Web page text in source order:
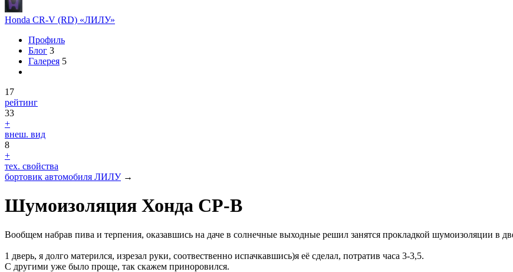
Honda CR-V (RD) «ЛИЛУ»
Профиль
Блог 3
Галерея 5
17
рейтинг
33
+
внеш. вид
8
+
тех. свойства
бортовик автомобиля ЛИЛУ→
Шумоизоляция Хонда СР-В
Вообщем набрав пива и терпения, оказавшись на даче в солнечные выходные решил занятся прокладкой шумоизоляции в
1 дверь, я долго матерился, изрезал руки, соотвественно испачкавшись)я её сделал, потратив часа 3-3,5.
С другими уже было проще, так скажем приноровился.